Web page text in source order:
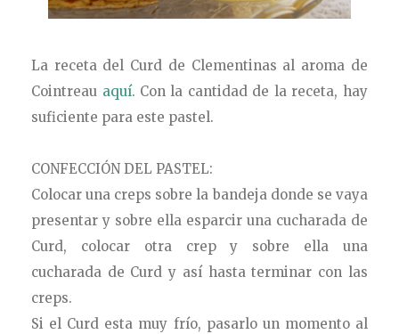
La receta del Curd de Clementinas al aroma de
Cointreau aquí. Con la cantidad de la receta, hay
suficiente para este pastel.
CONFECCIÓN DEL PASTEL:
Colocar una creps sobre la bandeja donde se vaya
presentar y sobre ella esparcir una cucharada de
Curd, colocar otra crep y sobre ella una
cucharada de Curd y así hasta terminar con las
creps.
Si el Curd esta muy frío, pasarlo un momento al